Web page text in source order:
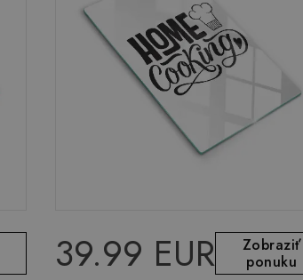
39.99 EUR
Zobraziť
ponuku